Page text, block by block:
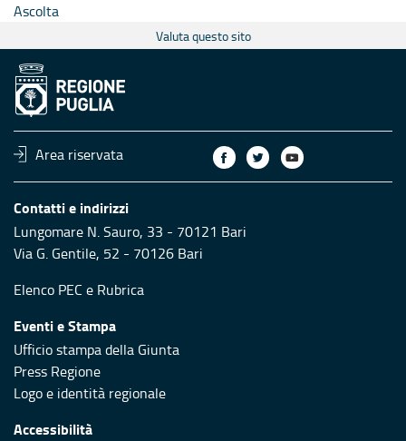
Ascolta
Valuta questo sito
Area riservata
Contatti e indirizzi
Lungomare N. Sauro, 33 - 70121 Bari
Via G. Gentile, 52 - 70126 Bari
Elenco PEC e Rubrica
Eventi e Stampa
Ufficio stampa della Giunta
Press Regione
Logo e identità regionale
Accessibilità